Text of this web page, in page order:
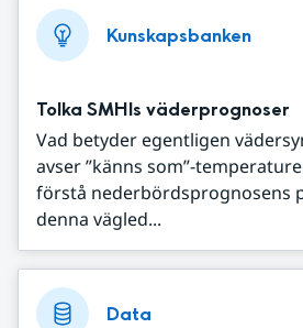
Kunskapsbanken
Tolka SMHIs väderprognoser
Vad betyder egentligen
avser ”känns som”-
förstå nederbördsprognosens
denna vägled...
Data